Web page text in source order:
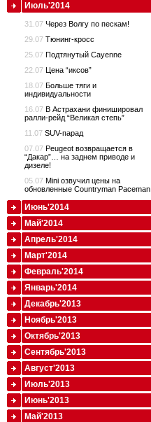
Июль'2014
31.07 Через Волгу по пескам!
29.07 Тюнинг-кросс
25.07 Подтянутый Cayenne
22.07 Цена “иксов”
18.07 Больше тяги и
индивидуальности
16.07 В Астрахани финишировал
ралли-рейд “Великая степь”
11.07 SUV-парад
07.07 Peugeot возвращается в
“Дакар”… на заднем приводе и
дизеле!
05.07 Mini озвучил цены на
обновленные Countryman Paceman
Июнь'2014
Май'2014
Апрель'2014
Март'2014
Февраль'2014
Январь'2014
Декабрь'2013
Ноябрь'2013
Октябрь'2013
Сентябрь'2013
Август'2013
Июль'2013
Июнь'2013
Май'2013